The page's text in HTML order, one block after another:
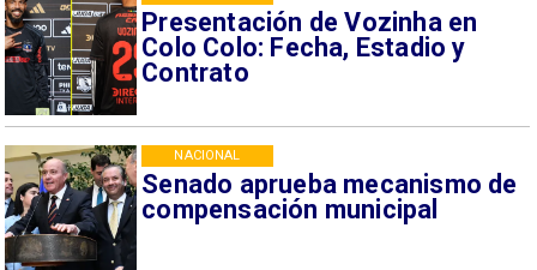
Presentación de Vozinha en
Colo Colo: Fecha, Estadio y
Contrato
Senado aprueba mecanismo de
compensación municipal
NACIONAL